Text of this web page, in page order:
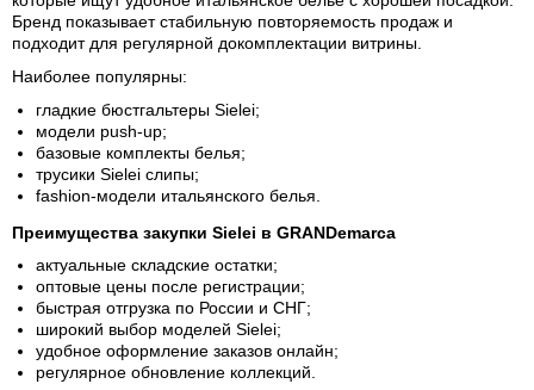
Бренд показывает стабильную повторяемость продаж и
подходит для регулярной докомплектации витрины.
Наиболее популярны:
гладкие бюстгальтеры Sielei;
модели push-up;
базовые комплекты белья;
трусики Sielei слипы;
fashion-модели итальянского белья.
Преимущества закупки Sielei в GRANDemarca
актуальные складские остатки;
оптовые цены после регистрации;
быстрая отгрузка по России и СНГ;
широкий выбор моделей Sielei;
удобное оформление заказов онлайн;
регулярное обновление коллекций.